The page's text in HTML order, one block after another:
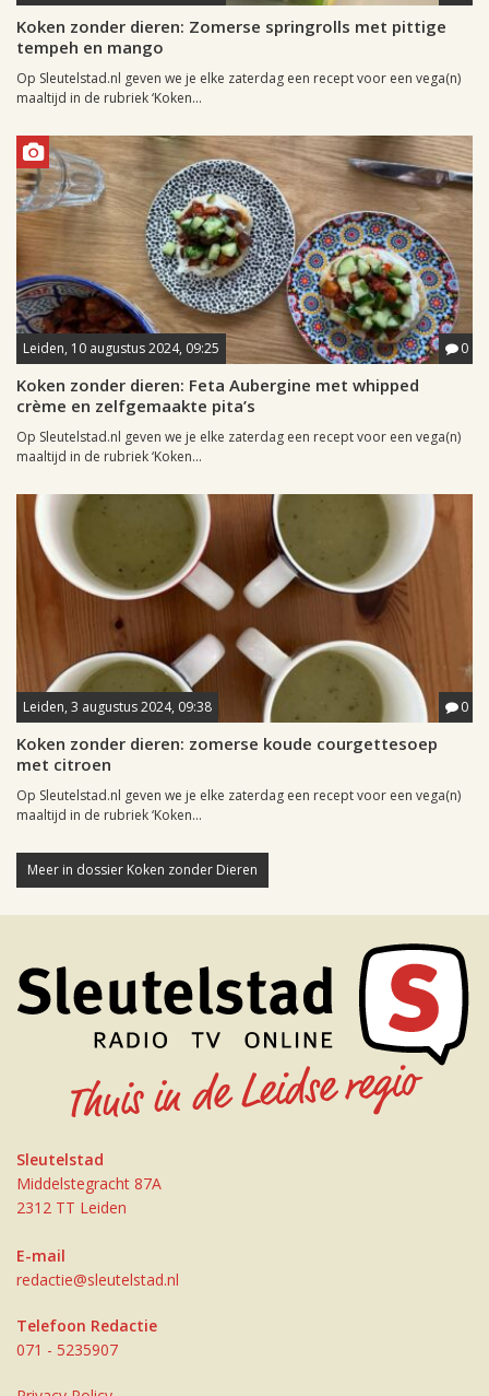
Koken zonder dieren: Zomerse springrolls met pittige
tempeh en mango
Op Sleutelstad.nl geven we je elke zaterdag een recept voor een vega(n)
maaltijd in de rubriek ‘Koken...
Leiden, 10 augustus 2024, 09:25 0
Koken zonder dieren: Feta Aubergine met whipped
crème en zelfgemaakte pita’s
Op Sleutelstad.nl geven we je elke zaterdag een recept voor een vega(n)
maaltijd in de rubriek ‘Koken...
Leiden, 3 augustus 2024, 09:38 0
Koken zonder dieren: zomerse koude courgettesoep
met citroen
Op Sleutelstad.nl geven we je elke zaterdag een recept voor een vega(n)
maaltijd in de rubriek ‘Koken...
Meer in dossier Koken zonder Dieren
Sleutelstad
Middelstegracht 87A
2312 TT Leiden
E-mail
redactie@sleutelstad.nl
Telefoon Redactie
071 - 5235907